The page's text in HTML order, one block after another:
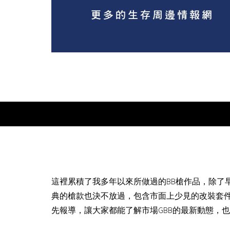
這裡累積了我多年以來所做過的BB槍作品，除
典的槍款也決不放過，包含市面上少見的改裝套
先報導，讓大家都能了解市場GBB的最新動態，